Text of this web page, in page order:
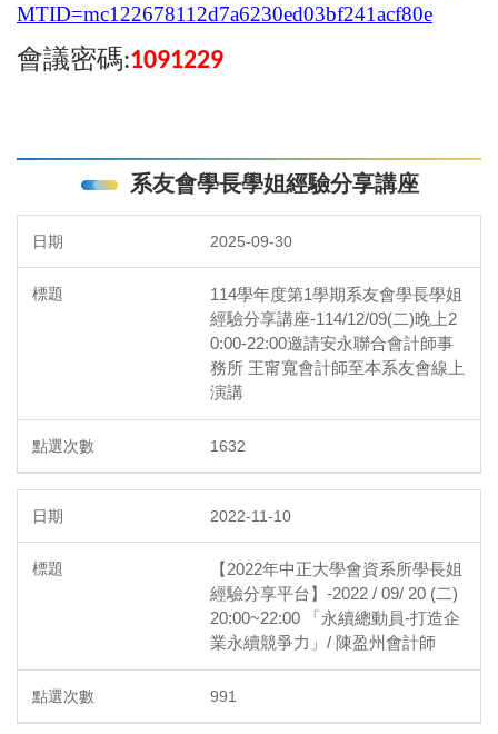
MTID=mc122678112d7a6230ed03bf241acf80e
會議密碼:1091229
系友會學長學姐經驗分享講座
2025-09-30
114學年度第1學期系友會學長學姐
經驗分享講座-114/12/09(二)晚上2
0:00-22:00邀請安永聯合會計師事
務所 王甯寬會計師至本系友會線上
演講
1632
2022-11-10
【2022年中正大學會資系所學長姐
經驗分享平台】-2022 / 09/ 20 (二)
20:00~22:00 「永續總動員-打造企
業永續競爭力」/ 陳盈州會計師
991